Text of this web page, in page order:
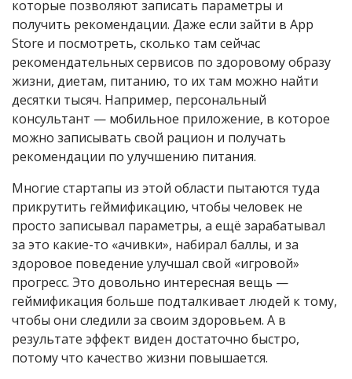
которые позволяют записать параметры и
получить рекомендации. Даже если зайти в App
Store и посмотреть, сколько там сейчас
рекомендательных сервисов по здоровому образу
жизни, диетам, питанию, то их там можно найти
десятки тысяч. Например, персональный
консультант — мобильное приложение, в которое
можно записывать свой рацион и получать
рекомендации по улучшению питания.
Многие стартапы из этой области пытаются туда
прикрутить геймификацию, чтобы человек не
просто записывал параметры, а ещё зарабатывал
за это какие-то «ачивки», набирал баллы, и за
здоровое поведение улучшал свой «игровой»
прогресс. Это довольно интересная вещь —
геймификация больше подталкивает людей к тому,
чтобы они следили за своим здоровьем. А в
результате эффект виден достаточно быстро,
потому что качество жизни повышается.